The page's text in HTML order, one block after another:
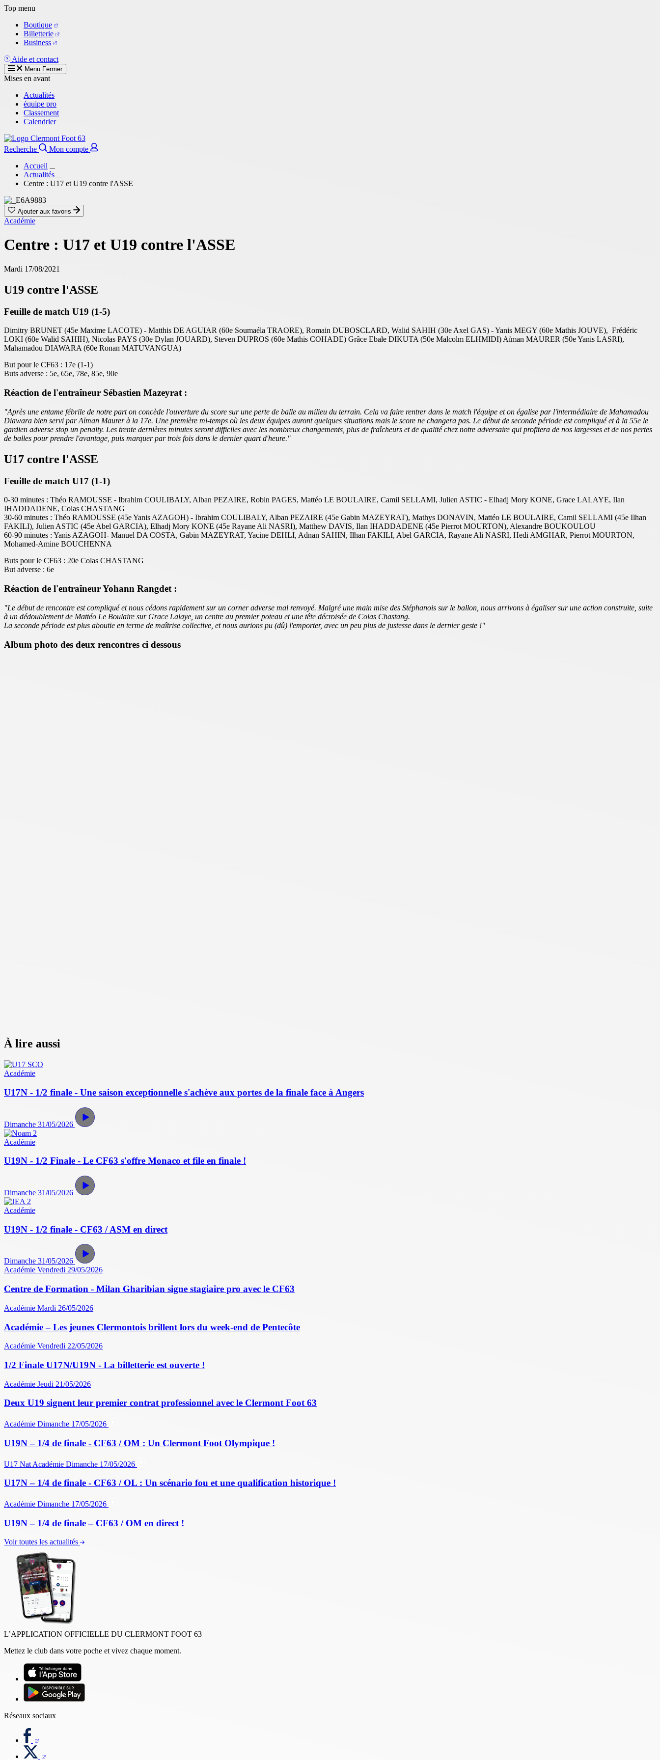
Aller
contenu
principal
Top menu
Boutique
Billetterie
Business
Aide et contact
Menu Fermer
Mises en avant
Actualités
équipe pro
Classement
Calendrier
Recherche
Mon compte
Accueil
Actualités
Centre : U17 et U19 contre l'ASSE
Ajouter aux favoris
Académie
Centre : U17 et U19 contre l'ASSE
Mardi 17/08/2021
U19 contre l'ASSE
Feuille de match U19 (1-5)
Dimitry BRUNET (45e Maxime LACOTE) - Matthis DE AGUIAR (60e Soumaéla TRAORE), Romain DUBOSCLARD, Walid SAHIH (30e Axel GAS) - Yanis MEGY (60e Mathis JOUVE), Frédéric
LOKI (60e Walid SAHIH), Nicolas PAYS (30e Dylan JOUARD), Steven DUPROS (60e Mathis COHADE) Grâce Ebale DIKUTA (50e Malcolm ELHMIDI) Aïman MAURER (50e Yanis LASRI),
Mahamadou DIAWARA (60e Ronan MATUVANGUA)
But pour le CF63 : 17e (1-1)
Buts adverse : 5e, 65e, 78e, 85e, 90e
Réaction de l'entraîneur Sébastien Mazeyrat :
"Après une entame fébrile de notre part on concède l'ouverture du score sur une perte de balle au milieu du terrain. Cela va faire rentrer dans le match l'équipe et on égalise par l'intermédiaire de Mahamadou
Diawara bien servi par Aïman Maurer à la 17e. Une première mi-temps où les deux équipes auront quelques situations mais le score ne changera pas. Le début de seconde période est compliqué et à la 55e le
gardien adverse stop un penalty. Les trente dernières minutes seront difficiles avec les nombreux changements, plus de fraîcheurs et de qualité chez notre adversaire qui profitera de nos largesses et de nos pertes
de balles pour prendre l'avantage, puis marquer par trois fois dans le dernier quart d'heure."
U17 contre l'ASSE
Feuille de match U17 (1-1)
0-30 minutes : Théo RAMOUSSE - Ibrahim COULIBALY, Alban PEZAIRE, Robin PAGES, Mattéo LE BOULAIRE, Camil SELLAMI, Julien ASTIC - Elhadj Mory KONE, Grace LALAYE, Ilan
IHADDADENE, Colas CHASTANG
30-60 minutes : Théo RAMOUSSE (45e Yanis AZAGOH) - Ibrahim COULIBALY, Alban PEZAIRE (45e Gabin MAZEYRAT), Mathys DONAVIN, Mattéo LE BOULAIRE, Camil SELLAMI (45e Ilhan
FAKILI), Julien ASTIC (45e Abel GARCIA), Elhadj Mory KONE (45e Rayane Ali NASRI), Matthew DAVIS, Ilan IHADDADENE (45e Pierrot MOURTON), Alexandre BOUKOULOU
60-90 minutes : Yanis AZAGOH- Manuel DA COSTA, Gabin MAZEYRAT, Yacine DEHLI, Adnan SAHIN, Ilhan FAKILI, Abel GARCIA, Rayane Ali NASRI, Hedi AMGHAR, Pierrot MOURTON,
Mohamed-Amine BOUCHENNA
Buts pour le CF63 : 20e Colas CHASTANG
But adverse : 6e
Réaction de l'entraîneur Yohann Rangdet :
"Le début de rencontre est compliqué et nous cédons rapidement sur un corner adverse mal renvoyé. Malgré une main mise des Stéphanois sur le ballon, nous arrivons à égaliser sur une action construite, suite
à un dédoublement de Mattéo Le Boulaire sur Grace Lalaye, un centre au premier poteau et une tête décroisée de Colas Chastang.
La seconde période est plus aboutie en terme de maîtrise collective, et nous aurions pu (dû) l'emporter, avec un peu plus de justesse dans le dernier geste !"
Album photo des deux rencontres ci dessous
À lire aussi
Académie
U17N - 1/2 finale - Une saison exceptionnelle s'achève aux portes de la finale face à Angers
Dimanche 31/05/2026
Académie
U19N - 1/2 Finale - Le CF63 s'offre Monaco et file en finale !
Dimanche 31/05/2026
Académie
U19N - 1/2 finale - CF63 / ASM en direct
Dimanche 31/05/2026
Académie Vendredi 29/05/2026
Centre de Formation - Milan Gharibian signe stagiaire pro avec le CF63
Académie Mardi 26/05/2026
Académie – Les jeunes Clermontois brillent lors du week-end de Pentecôte
Académie Vendredi 22/05/2026
1/2 Finale U17N/U19N - La billetterie est ouverte !
Académie Jeudi 21/05/2026
Deux U19 signent leur premier contrat professionnel avec le Clermont Foot 63
Académie Dimanche 17/05/2026
U19N – 1/4 de finale - CF63 / OM : Un Clermont Foot Olympique !
U17 Nat Académie Dimanche 17/05/2026
U17N – 1/4 de finale - CF63 / OL : Un scénario fou et une qualification historique !
Académie Dimanche 17/05/2026
U19N – 1/4 de finale – CF63 / OM en direct !
Voir toutes les actualités
L’APPLICATION OFFICIELLE DU CLERMONT FOOT 63
Mettez le club dans votre poche et vivez chaque moment.
Réseaux sociaux